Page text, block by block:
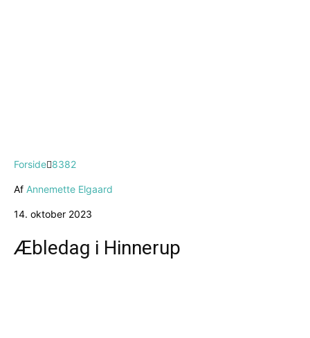
Forside 8382
Af Annemette Elgaard
14. oktober 2023
Æbledag i Hinnerup